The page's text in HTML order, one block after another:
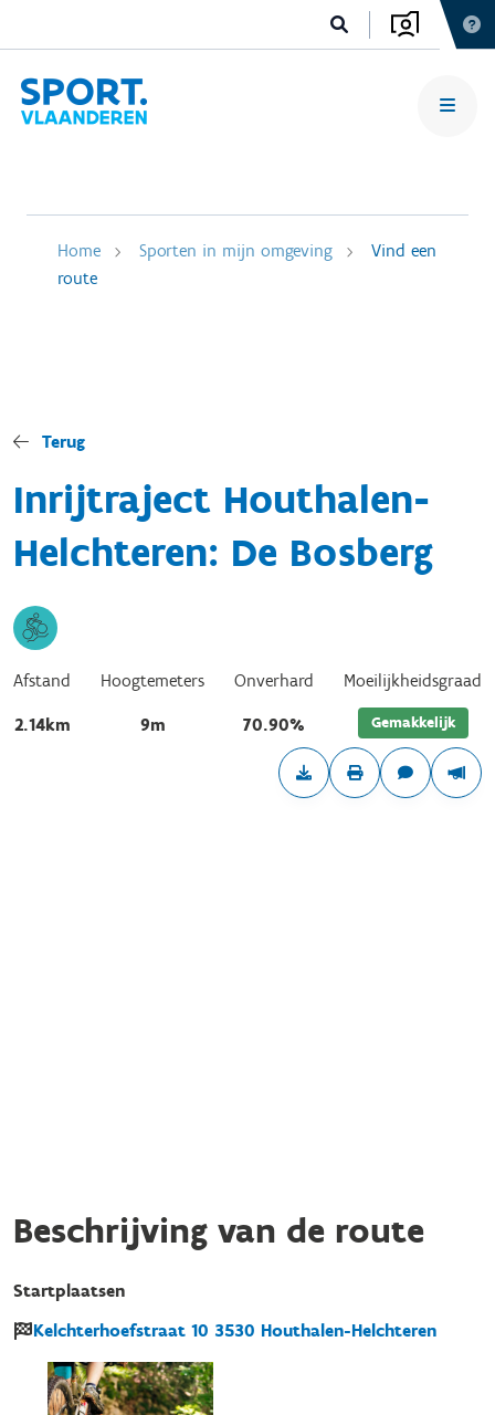
Home Sporten in mijn omgeving
Vind een
route
Terug
Inrijtraject Houthalen-
Helchteren: De Bosberg
Afstand
2.14km
Hoogtemeters
9m
Onverhard
70.90%
Moeilijkheidsgraad
Gemakkelijk
Beschrijving van de route
Startplaatsen
Kelchterhoefstraat 10 3530 Houthalen-Helchteren